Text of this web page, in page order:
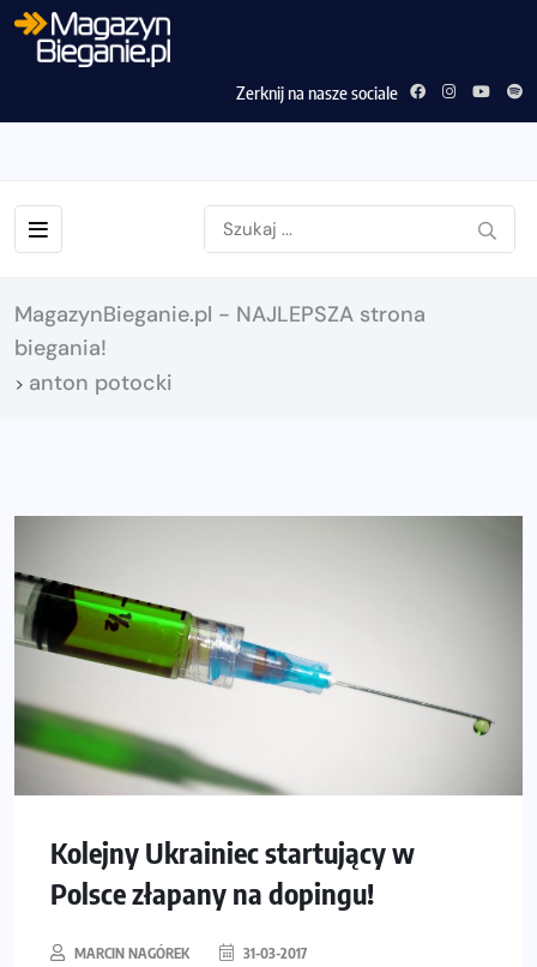
Zerknij na nasze sociale
MagazynBieganie.pl - NAJLEPSZA strona
biegania!
> anton potocki
Kolejny Ukrainiec startujący w
Polsce złapany na dopingu!
MARCIN NAGÓREK 31-03-2017